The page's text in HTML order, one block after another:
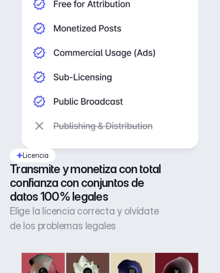
Licencia
Transmite y monetiza con total
confianza con conjuntos de
datos 100% legales
Elige la licencia correcta y olvídate
de los problemas legales